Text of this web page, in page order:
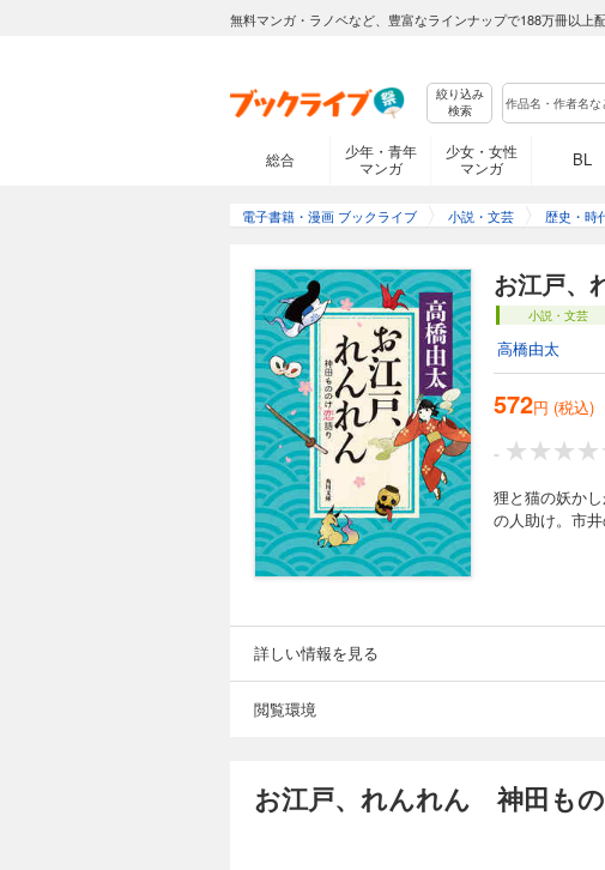
無料マンガ・ラノベなど、豊富なラインナップで188万冊以上
絞り込み
検索
総合
少年・青年
マンガ
少女・女性
マンガ
BL
電子書籍・漫画 ブックライブ 小説・文芸 歴史・時
お江戸、
小説・文芸
高橋由太
572円 (税込)
-
狸と猫の妖か
の人助け。市
詳しい情報を見る
閲覧環境
お江戸、れんれん 神田も